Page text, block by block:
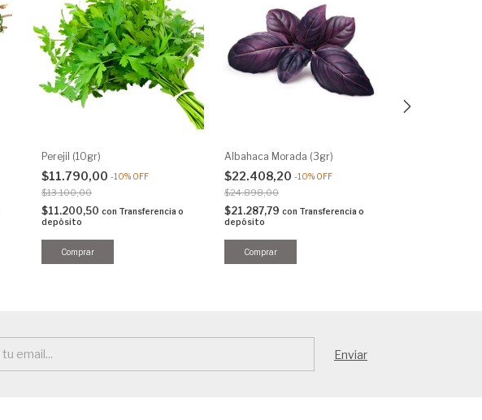
Perejil (10gr)
$11.790,00 -10% OFF
$13.100,00
$11.200,50 con Transferencia o
depósito
Albahaca Morada (3gr)
$22.408,20 -10% OFF
$24.898,00
$21.287,79 con Transferencia o
depósito